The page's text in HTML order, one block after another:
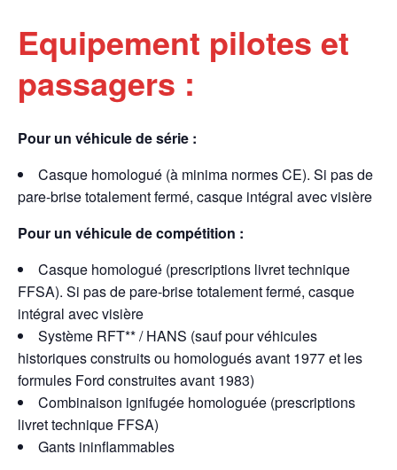
Equipement pilotes et
passagers :
Pour un véhicule de série :
Casque homologué (à minima normes CE). Si pas de
pare-brise totalement fermé, casque intégral avec visière
Pour un véhicule de compétition :
Casque homologué (prescriptions livret technique
FFSA). Si pas de pare-brise totalement fermé, casque
intégral avec visière
Système RFT** / HANS (sauf pour véhicules
historiques construits ou homologués avant 1977 et les
formules Ford construites avant 1983)
Combinaison ignifugée homologuée (prescriptions
livret technique FFSA)
Gants ininflammables